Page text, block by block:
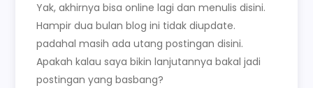
Yak, akhirnya bisa online lagi dan menulis disini.
Hampir dua bulan blog ini tidak diupdate.
padahal masih ada utang postingan disini.
Apakah kalau saya bikin lanjutannya bakal jadi
postingan yang basbang?